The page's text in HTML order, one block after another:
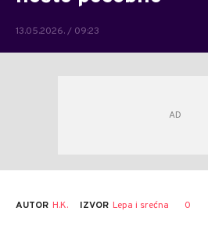
13.05.2026. / 09:23
AUTOR H.K. IZVOR Lepa i srećna 0